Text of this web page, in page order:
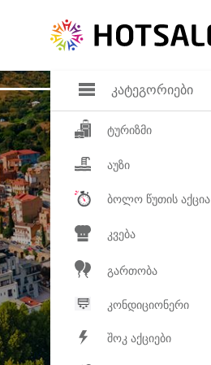
კატეგორიები
ტურიზმი
აუზი
ბოლო წუთის აქცია
კვება
გართობა
კონდიციონერი
შოკ აქციები